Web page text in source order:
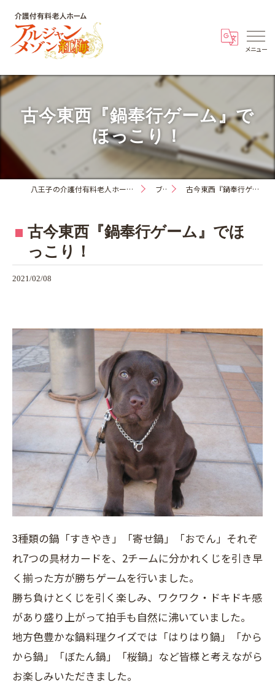
古今東西『鍋奉行ゲーム』で
ほっこり！
八王子の介護付有料老人ホーム・アルジャンメゾン紅梅 ブログ 古今東西『鍋奉行ゲーム』でほっこり！
古今東西『鍋奉行ゲーム』でほ
っこり！
2021/02/08
3種類の鍋「すきやき」「寄せ鍋」「おでん」それぞ
れ7つの具材カードを、2チームに分かれくじを引き早
く揃った方が勝ちゲームを行いました。
勝ち負けとくじを引く楽しみ、ワクワク・ドキドキ感
があり盛り上がって拍手も自然に沸いていました。
地方色豊かな鍋料理クイズでは「はりはり鍋」「から
から鍋」「ぼたん鍋」「桜鍋」など皆様と考えながら
お楽しみいただきました。